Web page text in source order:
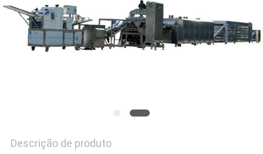
PRIVACY
POLICY
Descrição de produto